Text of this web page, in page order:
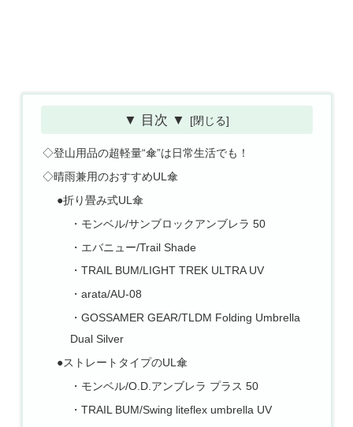
▼ 目次 ▼
◇登山用品の超軽量“傘”は日常生活でも！
◇晴雨兼用のおすすめUL傘
●折り畳み式UL傘
・モンベル/サンブロックアンブレラ 50
・エバニュー/Trail Shade
・TRAIL BUM/LIGHT TREK ULTRA UV
・arata/AU-08
・GOSSAMER GEAR/TLDM Folding Umbrella
Dual Silver
●ストレートタイプのUL傘
・モンベル/O.D.アンブレラ プラス 50
・TRAIL BUM/Swing liteflex umbrella UV